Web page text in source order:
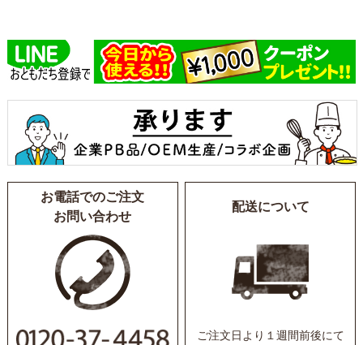
お電話でのご注文
お問い合わせ
配送について
ご注文日より１週間前後にて